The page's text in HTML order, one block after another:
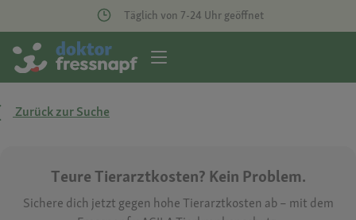
Täglich von 7-24 Uhr geöffnet
Zurück zur Suche
Teure Tierarztkosten? Kein Problem.
Sichere dich jetzt gegen hohe Tierarztkosten ab – mit dem